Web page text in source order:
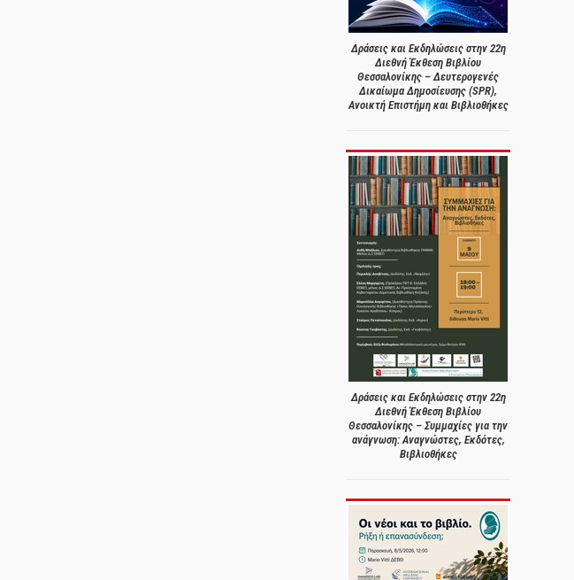
Δράσεις και Εκδηλώσεις στην 22η
Διεθνή Έκθεση Βιβλίου
Θεσσαλονίκης – Δευτερογενές
Δικαίωμα Δημοσίευσης (SPR),
Ανοικτή Επιστήμη και Βιβλιοθήκες
Δράσεις και Εκδηλώσεις στην 22η
Διεθνή Έκθεση Βιβλίου
Θεσσαλονίκης – Συμμαχίες για την
ανάγνωση: Αναγνώστες, Εκδότες,
Βιβλιοθήκες